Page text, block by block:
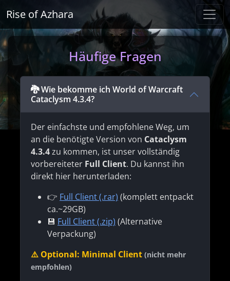
Rise of Azhara
Häufige Fragen
🐉 Wie bekomme ich World of Warcraft
Cataclysm 4.3.4?
Der einfachste und empfohlene Weg, um
an die benötigte Version von Cataclysm
4.3.4zu kommen, ist unser vollständig
vorbereiteter Full Client. Du kannst ihn
direkt hier herunterladen:
👉 Full Client (.rar) (komplett entpackt
ca.~29GB)
💾 Full Client (.zip) (Alternative
Verpackung)
⚠️ Optional: Minimal Client (nicht mehr
empfohlen)